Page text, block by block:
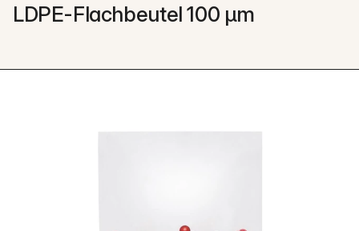
LDPE-Flachbeutel 100 µm